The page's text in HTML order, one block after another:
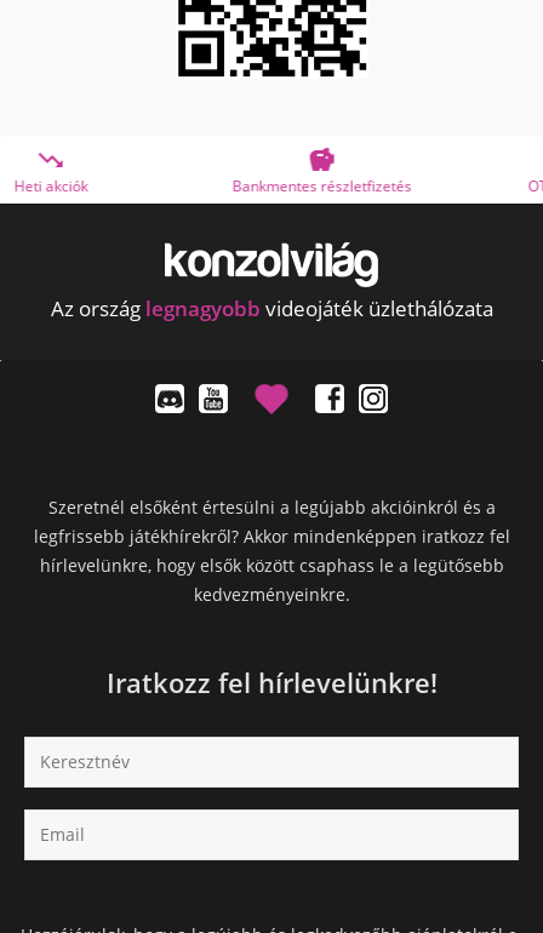
Bankmentes részletfizetés OTP Online Áruhitel
Az ország legnagyobb videojáték üzlethálózata
Szeretnél elsőként értesülni a legújabb akcióinkról és a
legfrissebb játékhírekről? Akkor mindenképpen iratkozz fel
hírlevelünkre, hogy elsők között csaphass le a legütősebb
kedvezményeinkre.
Iratkozz fel hírlevelünkre!